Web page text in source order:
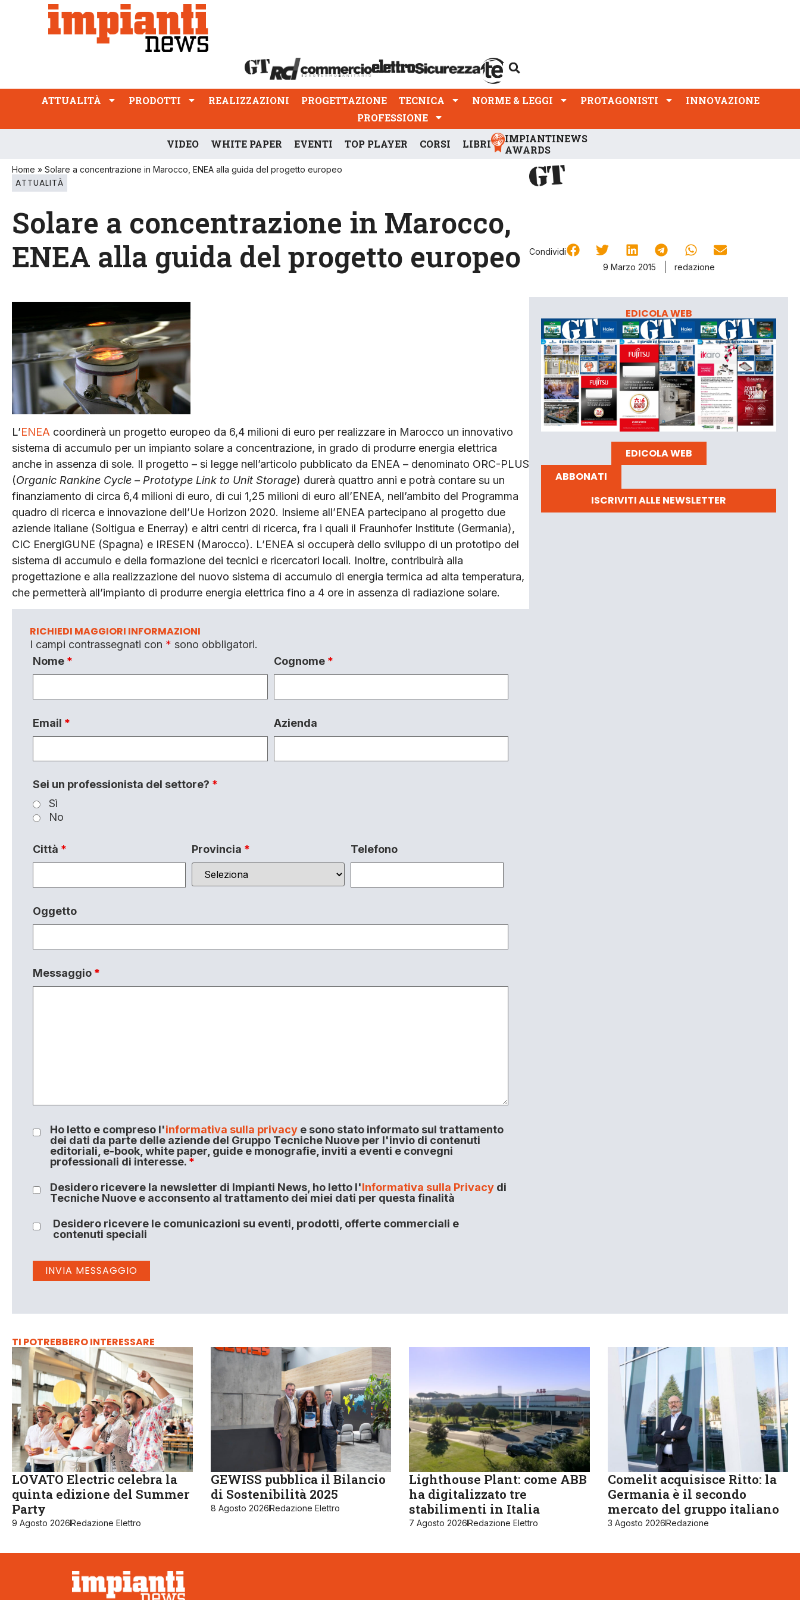
ATTUALITÀ PRODOTTI REALIZZAZIONI
PROFESSIONE
ATTUALITÀ PRODOTTI REALIZZAZIONI PROGETTAZIONE TECNICA NORME & LEGGI PROTAGONISTI
INNOVAZIONE
PROFESSIONE
VIDEO WHITE PAPER EVENTI TOP PLAYER CORSI LIBRI
IMPIANTINEWS
AWARDS
Home » Solare a concentrazione in Marocco, ENEA alla guida del progetto europeo
ATTUALITÀ
Solare a concentrazione in Marocco,
ENEA alla guida del progetto europeo
Condividi
9 Marzo 2015
redazione
L’ENEA coordinerà un progetto europeo da 6,4 milioni di euro per realizzare in Marocco un innovativo
sistema di accumulo per un impianto solare a concentrazione, in grado di produrre energia elettrica
anche in assenza di sole. Il progetto – si legge nell’articolo pubblicato da ENEA – denominato ORC-PLUS
(Organic Rankine Cycle – Prototype Link to Unit Storage) durerà quattro anni e potrà contare su un
finanziamento di circa 6,4 milioni di euro, di cui 1,25 milioni di euro all’ENEA, nell’ambito del Programma
quadro di ricerca e innovazione dell’Ue Horizon 2020. Insieme all’ENEA partecipano al progetto due
aziende italiane (Soltigua e Enerray) e altri centri di ricerca, fra i quali il Fraunhofer Institute (Germania),
CIC EnergiGUNE (Spagna) e IRESEN (Marocco). L’ENEA si occuperà dello sviluppo di un prototipo del
sistema di accumulo e della formazione dei tecnici e ricercatori locali. Inoltre, contribuirà alla
progettazione e alla realizzazione del nuovo sistema di accumulo di energia termica ad alta temperatura,
che permetterà all’impianto di produrre energia elettrica fino a 4 ore in assenza di radiazione solare.
RICHIEDI MAGGIORI INFORMAZIONI
I campi contrassegnati con * sono obbligatori.
Nome * Cognome *
Email * Azienda
Sei un professionista del settore? *
Sì
No
Città * Provincia * Telefono
Oggetto
Messaggio *
Ho letto e compreso l'informativa sulla privacye sono stato informato sul trattamento
dei dati da parte delle aziende del Gruppo Tecniche Nuove per l'invio di contenuti
editoriali, e-book, white paper, guide e monografie, inviti a eventi e convegni
professionali di interesse. *
Desidero ricevere la newsletter di Impianti News, ho letto l'Informativa sulla Privacydi
Tecniche Nuove e acconsento al trattamento dei miei dati per questa finalità
Desidero ricevere le comunicazioni su eventi, prodotti, offerte commerciali e
contenuti speciali
EDICOLA WEB
EDICOLA WEB
ABBONATI
ISCRIVITI ALLE NEWSLETTER
TI POTREBBERO INTERESSARE
LOVATO Electric celebra la
quinta edizione del Summer
Party
9 Agosto 2026Redazione Elettro
GEWISS pubblica il Bilancio
di Sostenibilità 2025
8 Agosto 2026Redazione Elettro
Lighthouse Plant: come ABB
ha digitalizzato tre
stabilimenti in Italia
7 Agosto 2026Redazione Elettro
Comelit acquisisce Ritto: la
Germania è il secondo
mercato del gruppo italiano
3 Agosto 2026Redazione